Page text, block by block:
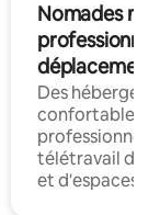
Nomades
déplacement
Des
confortables
professionnels
télétravail
et d'espaces